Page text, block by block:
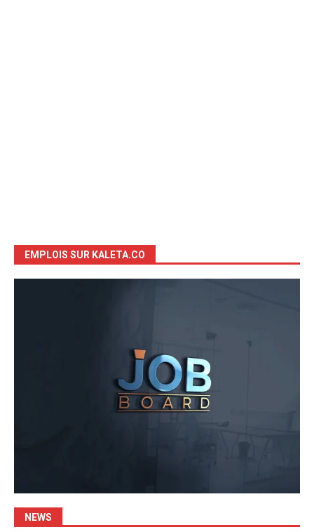
EMPLOIS SUR KALETA.CO
NEWS